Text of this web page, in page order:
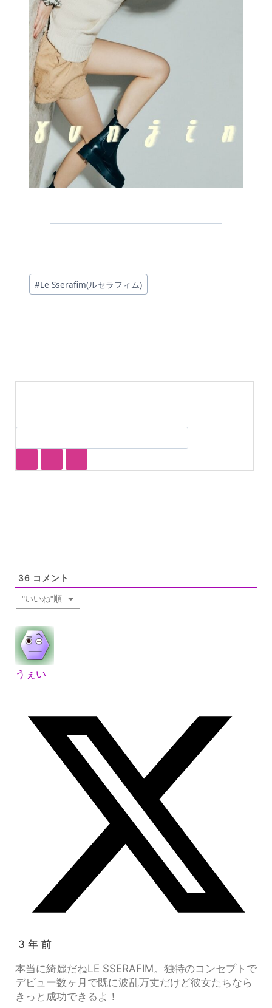
投
稿
#Le Sserafim(ルセラフィム)
36 コメント
"いいね"順
うぇい
3 年 前
本当に綺麗だねLE SSERAFIM。独特のコンセプトで
デビュー数ヶ月で既に波乱万丈だけど彼女たちなら
きっと成功できるよ！